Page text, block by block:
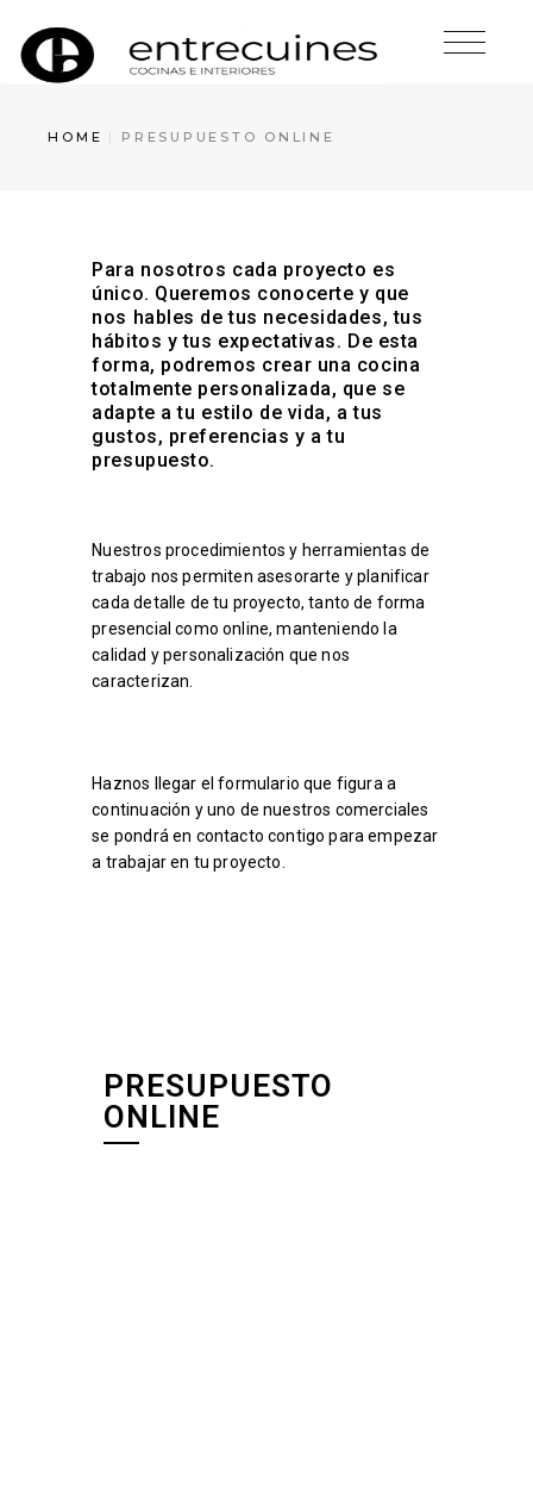
HOME PRESUPUESTO ONLINE
Para nosotros cada proyecto es
único. Queremos conocerte y que
nos hables de tus necesidades, tus
hábitos y tus expectativas. De esta
forma, podremos crear una cocina
totalmente personalizada, que se
adapte a tu estilo de vida, a tus
gustos, preferencias y a tu
presupuesto.
Nuestros procedimientos y herramientas de
trabajo nos permiten asesorarte y planificar
cada detalle de tu proyecto, tanto de forma
presencial como online, manteniendo la
calidad y personalización que nos
caracterizan.
Haznos llegar el formulario que figura a
continuación y uno de nuestros comerciales
se pondrá en contacto contigo para empezar
a trabajar en tu proyecto.
PRESUPUESTO
ONLINE